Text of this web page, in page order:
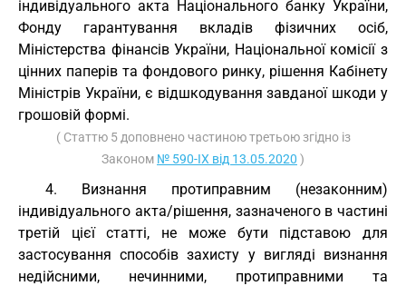
індивідуального акта Національного банку України,
Фонду гарантування вкладів фізичних осіб,
Міністерства фінансів України, Національної комісії з
цінних паперів та фондового ринку, рішення Кабінету
Міністрів України, є відшкодування завданої шкоди у
грошовій формі.
( Статтю 5 доповнено частиною третьою згідно із
Законом № 590-IX від 13.05.2020 )
4. Визнання протиправним (незаконним)
індивідуального акта/рішення, зазначеного в частині
третій цієї статті, не може бути підставою для
застосування способів захисту у вигляді визнання
недійсними, нечинними, протиправними та